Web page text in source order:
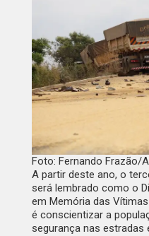
Foto: Fernando Frazão/
A partir deste ano, o
será lembrado como o
em Memória das
é conscientizar a
segurança nas estradas